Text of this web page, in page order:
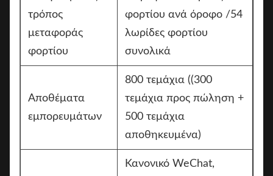
τρόπος
μεταφοράς
φορτίου
φορτίου ανά όροφο /54
λωρίδες φορτίου
συνολικά
Αποθέματα
εμπορευμάτων
800 τεμάχια ((300
τεμάχια προς πώληση +
500 τεμάχια
αποθηκευμένα)
Κανονικό WeChat,